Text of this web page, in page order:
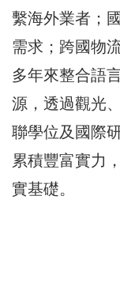
繫海外業者；
需求；跨國物
多年來整合語
源，透過觀光
聯學位及國際
累積豐富實力
實基礎。